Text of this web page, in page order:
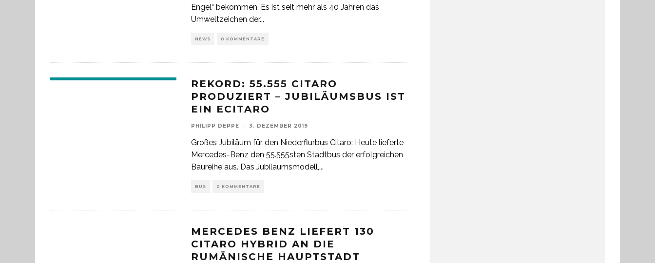
Engel“ bekommen. Es ist seit mehr als 40 Jahren das
Umweltzeichen der...
NEWS 0 KOMMENTARE
REKORD: 55.555 CITARO
PRODUZIERT – JUBILÄUMSBUS IST
EIN ECITARO
PHILIPP DEPPE · 3. DEZEMBER 2019
Großes Jubiläum für den Niederflurbus Citaro: Heute lieferte
Mercedes-Benz den 55.555sten Stadtbus der erfolgreichen
Baureihe aus. Das Jubiläumsmodell,...
BUS 0 KOMMENTARE
MERCEDES BENZ LIEFERT 130
CITARO HYBRID AN DIE
RUMÄNISCHE HAUPTSTADT